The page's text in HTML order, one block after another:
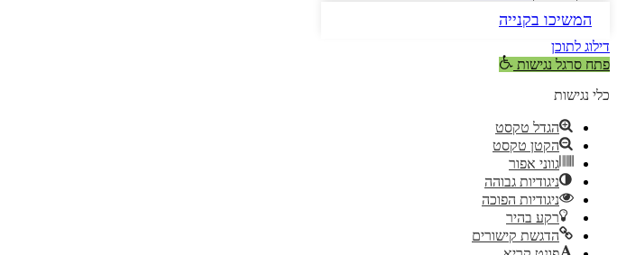
המשיכו בקנייה
דילוג לתוכן
פתח סרגל נגישות
כלי נגישות
הגדל טקסט
הקטן טקסט
גווני אפור
ניגודיות גבוהה
ניגודיות הפוכה
רקע בהיר
הדגשת קישורים